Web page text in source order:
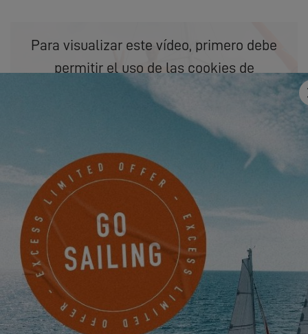
Para visualizar este vídeo, primero debe
permitir el uso de las cookies de
funcionalidad de nuestro sitio web.
¡EL EXCESS 14 ES EL PROTAGONISTA EN EL NUEVO
VIDEO DE JETER L’ANCRE TV!